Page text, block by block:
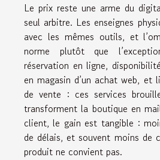
Le prix reste une arme du
seul arbitre. Les enseignes
avec les mêmes outils, et
norme plutôt que
réservation en ligne,
en magasin d’un achat web, et
de vente : ces services
transforment la boutique en
client, le gain est tangible :
de délais, et souvent moins de
produit ne convient pas.